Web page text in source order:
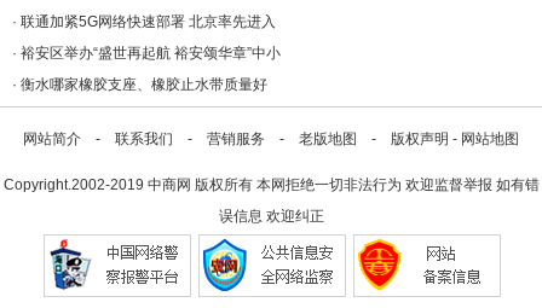
· 联通加紧5G网络快速部署 北京率先进入
· 裕安区举办“盛世再起航 裕安颂华章”中小
· 衡水哪家橡胶支座、橡胶止水带质量好
网站简介 - 联系我们 - 营销服务 - 老版地图 - 版权声明 - 网站地图
Copyright.2002-2019 中商网 版权所有 本网拒绝一切非法行为 欢迎监督举报 如有错
误信息 欢迎纠正